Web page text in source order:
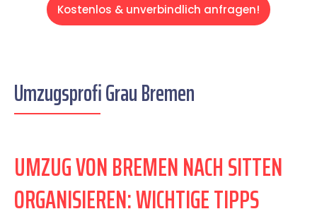
Kostenlos & unverbindlich anfragen!
Umzugsprofi Grau Bremen
UMZUG VON BREMEN NACH SITTEN
ORGANISIEREN: WICHTIGE TIPPS